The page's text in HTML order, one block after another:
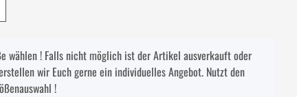
wählen ! Falls nicht möglich ist der Artikel ausverkauft oder
wir Euch gerne ein individuelles Angebot. Nutzt den
!